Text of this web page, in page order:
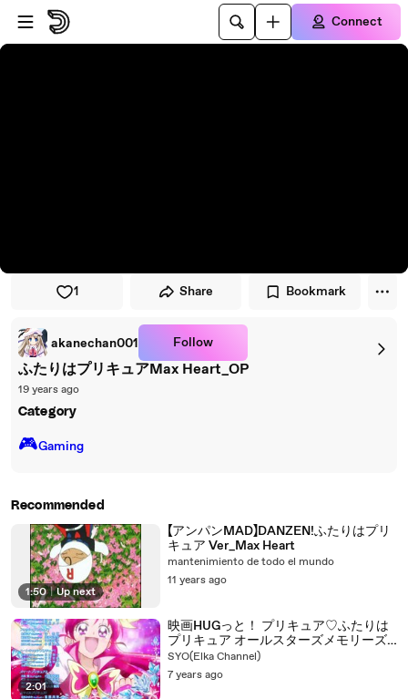
Skip to player
Skip to main content
Connect
1 Share Bookmark
akanechan001 Follow
ふたりはプリキュアMax Heart_OP
19 years ago
Category
🎮️Gaming
Recommended
1:50 | Up next
【アンパンMAD】DANZEN!ふたりはプリ
キュア Ver_Max Heart
mantenimiento de todo el mundo
11 years ago
2:01
映画HUGっと！ プリキュア♡ふたりは
プリキュア オールスターズメモリーズ
ED
SYO(Elka Channel)
7 years ago